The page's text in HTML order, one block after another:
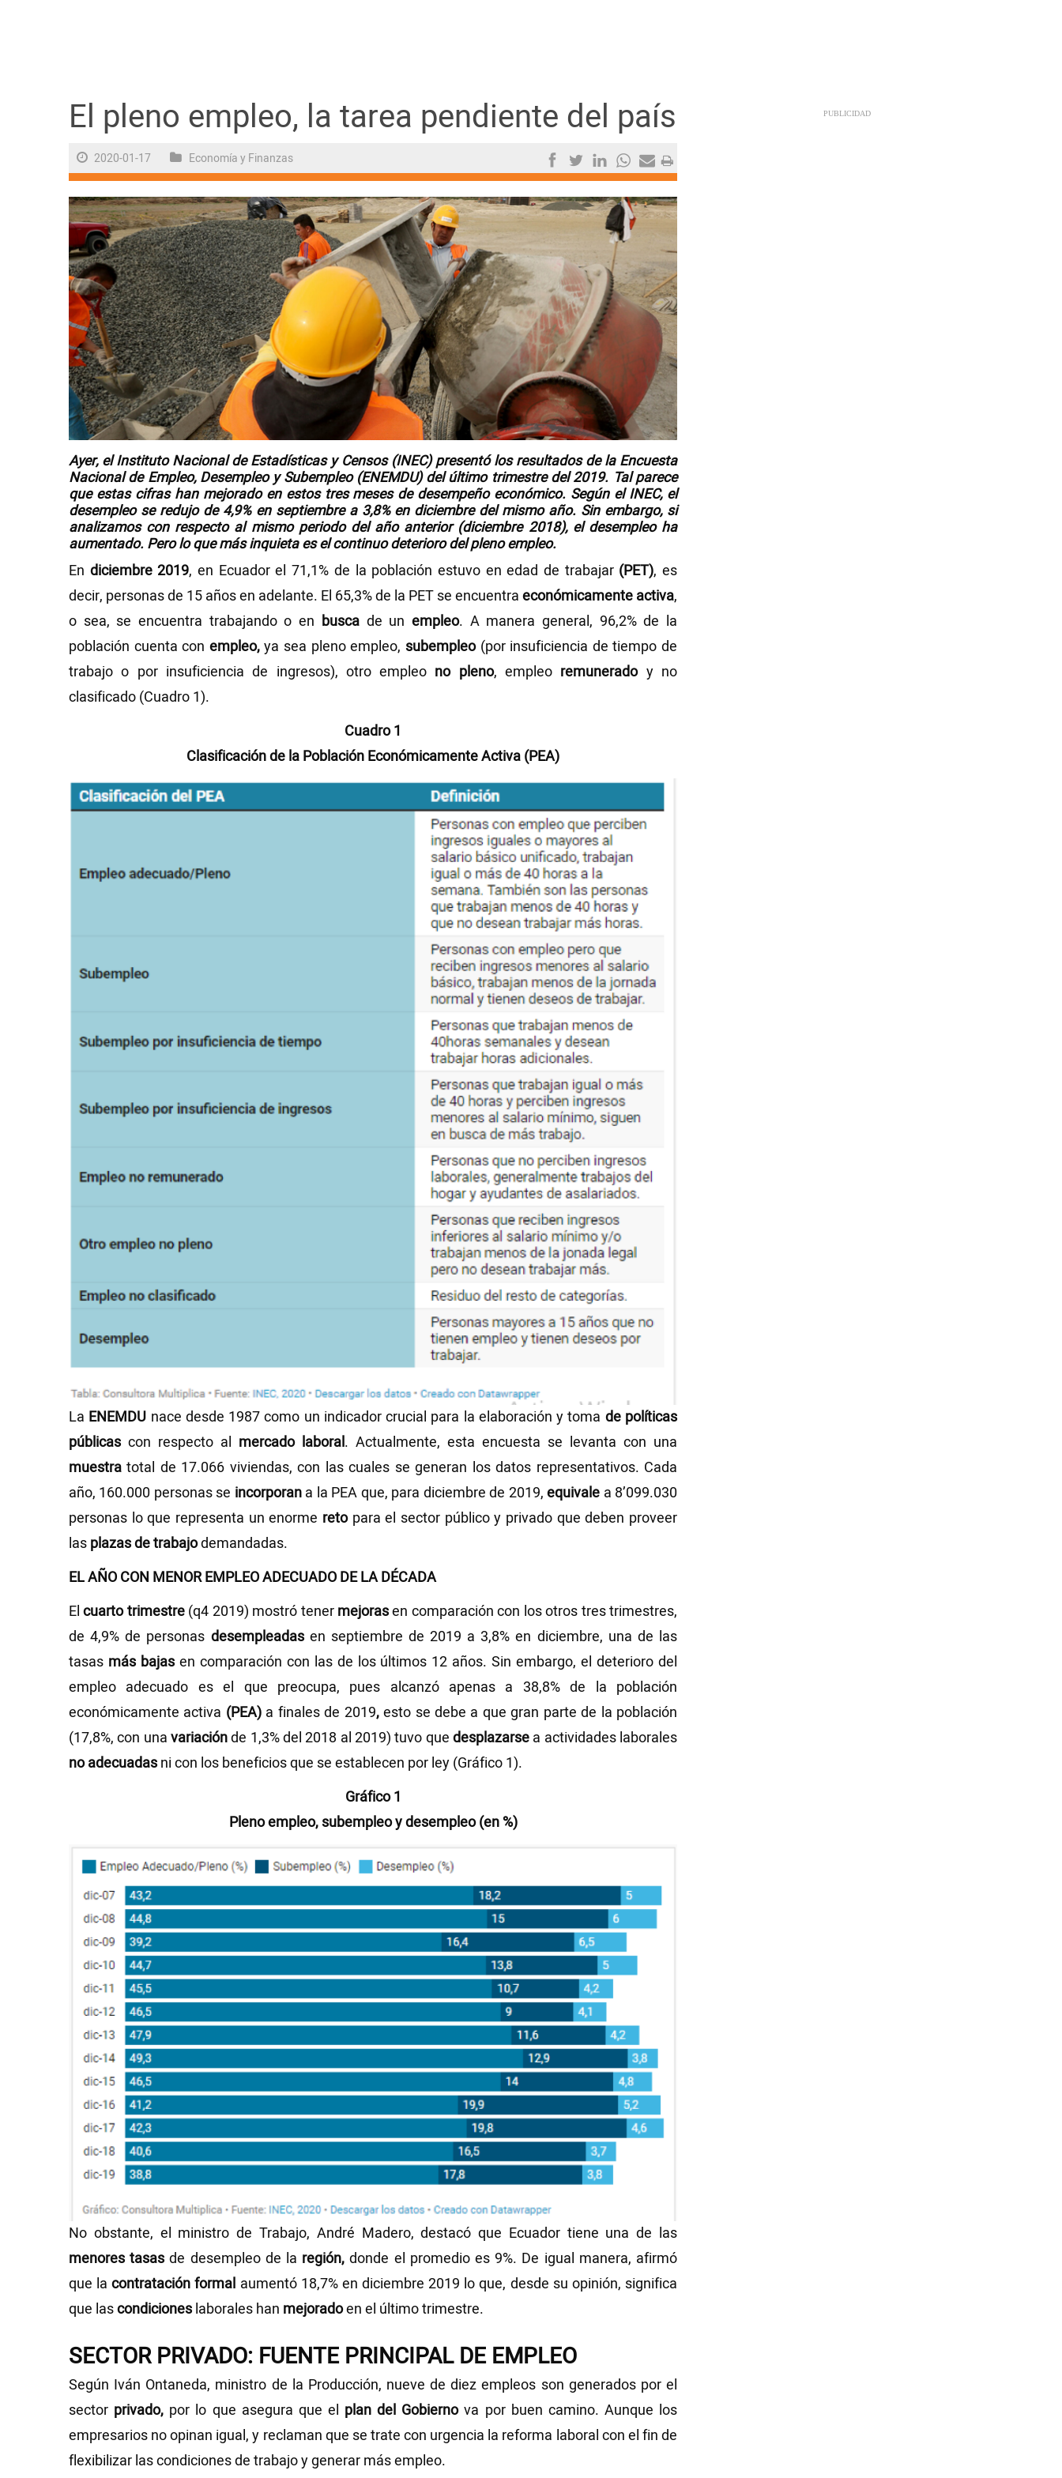
Sociedad
Trending
Ciencia y Tecnología
Firmas
Internacional
Juegos
NEWSLETTERS
El pleno empleo, la tarea pendiente del país
2020-01-17 Economía y Finanzas
Ayer, el Instituto Nacional de Estadísticas y Censos (INEC)presentó los resultados de la Encuesta
Nacional de Empleo, Desempleo y Subempleo (ENEMDU)delúltimo trimestredel 2019. Tal parece
que estas cifras han mejoradoen estos tres meses de desempeño económico. Según el INEC, el
desempleose redujode 4,9% en septiembre a 3,8% en diciembre del mismo año. Sin embargo, si
analizamos con respecto al mismo periodo del año anterior(diciembre 2018), el desempleo ha
aumentado. Pero lo que más inquieta es el continuo deterioro del pleno empleo.
En diciembre 2019, en Ecuador el 71,1% de la población estuvo en edad de trabajar (PET), es
decir, personas de 15 años en adelante. El 65,3% de la PET se encuentra económicamente activa,
o sea, se encuentra trabajando o en buscade un empleo. A manera general, 96,2% de la
población cuenta con empleo,ya sea pleno empleo, subempleo(por insuficiencia de tiempo de
trabajo o por insuficiencia de ingresos), otro empleo no pleno, empleo remuneradoy no
clasificado (Cuadro 1).
Cuadro 1
Clasificación de la Población Económicamente Activa (PEA)
La ENEMDU nace desde 1987 como un indicador crucial para la elaboración y toma de políticas
públicas con respecto al mercado laboral. Actualmente, esta encuesta se levanta con una
muestra total de 17.066 viviendas, con las cuales se generan los datos representativos. Cada
año, 160.000 personas se incorporana la PEA que, para diciembre de 2019,equivale a 8’099.030
personas lo que representa un enorme retopara el sector público y privado que deben proveer
las plazas de trabajodemandadas.
EL AÑO CON MENOR EMPLEO ADECUADO DE LA DÉCADA
Elcuarto trimestre(q4 2019) mostró tener mejorasen comparación con los otros tres trimestres,
de 4,9% de personas desempleadasen septiembre de 2019 a 3,8% en diciembre, una de las
tasas más bajasen comparación con las de los últimos 12 años. Sin embargo, el deterioro del
empleo adecuado es el que preocupa, pues alcanzó apenas a 38,8% de la población
económicamente activa (PEA) a finales de 2019,esto se debe a que gran parte de la población
(17,8%, con una variaciónde 1,3% del 2018 al 2019) tuvo que desplazarse a actividades laborales
no adecuadas ni con los beneficios que se establecen por ley (Gráfico 1).
Gráfico 1
Pleno empleo, subempleo y desempleo (en %)
No obstante, el ministro de Trabajo, André Madero, destacó que Ecuador tiene una de las
menores tasas de desempleo de la región,donde el promedio es 9%. De igual manera, afirmó
que lacontratación formal aumentó 18,7% en diciembre 2019 lo que, desde su opinión, significa
que lascondiciones laborales han mejoradoen el último trimestre.
SECTOR PRIVADO: FUENTE PRINCIPAL DE EMPLEO
Según Iván Ontaneda, ministro de la Producción, nueve de diez empleos son generados por el
sector privado, por lo que asegura que el plan del Gobiernova por buen camino. Aunque los
empresarios no opinan igual, y reclaman que se trate con urgencia la reforma laboral con el fin de
flexibilizar las condiciones de trabajo y generar más empleo.